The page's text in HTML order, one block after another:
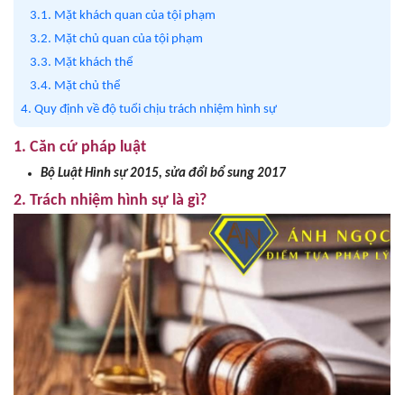
3.1. Mặt khách quan của tội phạm
3.2. Mặt chủ quan của tội phạm
3.3. Mặt khách thể
3.4. Mặt chủ thể
4. Quy định về độ tuổi chịu trách nhiệm hình sự
1. Căn cứ pháp luật
Bộ Luật Hình sự 2015, sửa đổi bổ sung 2017
2. Trách nhiệm hình sự là gì?